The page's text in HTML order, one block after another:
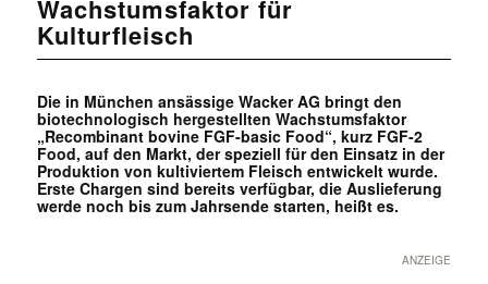
Wachstumsfaktor für
Kulturfleisch
Die in München ansässige Wacker AG bringt den
biotechnologisch hergestellten Wachstumsfaktor
„Recombinant bovine FGF-basic Food“, kurz FGF-2
Food, auf den Markt, der speziell für den Einsatz in der
Produktion von kultiviertem Fleisch entwickelt wurde.
Erste Chargen sind bereits verfügbar, die Auslieferung
werde noch bis zum Jahrsende starten, heißt es.
ANZEIGE